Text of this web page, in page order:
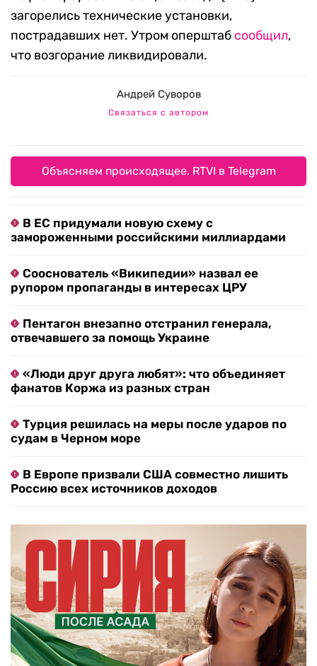
загорелись технические установки,
пострадавших нет. Утром оперштаб сообщил,
что возгорание ликвидировали.
Андрей Суворов
Связаться с автором
Объясняем происходящее. RTVI в Telegram
В ЕС придумали новую схему с
замороженными российскими миллиардами
Сооснователь «Википедии» назвал ее
рупором пропаганды в интересах ЦРУ
Пентагон внезапно отстранил генерала,
отвечавшего за помощь Украине
«Люди друг друга любят»: что объединяет
фанатов Коржа из разных стран
Турция решилась на меры после ударов по
судам в Черном море
В Европе призвали США совместно лишить
Россию всех источников доходов